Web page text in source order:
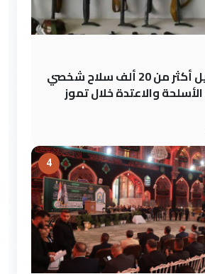
الداخلية: تسجيل أكثر من 20 ألف سلاح شخصي
والاعتدة خلال تموز
4